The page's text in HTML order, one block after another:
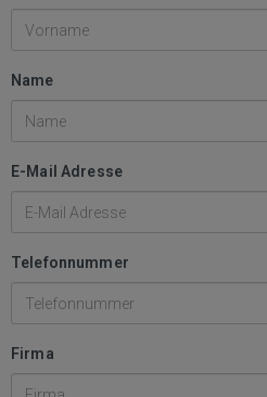
Name
E-Mail Adresse
Telefonnummer
Firma